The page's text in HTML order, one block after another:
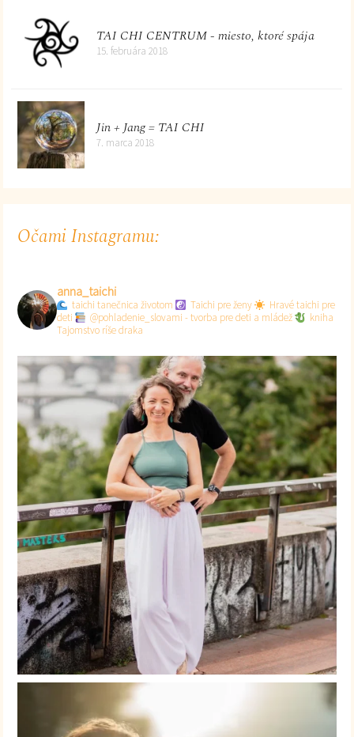
TAI CHI CENTRUM - miesto, ktoré spája
15. februára 2018
Jin + Jang = TAI CHI
7. marca 2018
Očami Instagramu:
anna_taichi
taichi tanečnica životom Taichi pre ženy
Hravé taichi pre
deti
@pohladenie_slovami - tvorba pre deti a mládež
kniha
Tajomstvo ríše draka